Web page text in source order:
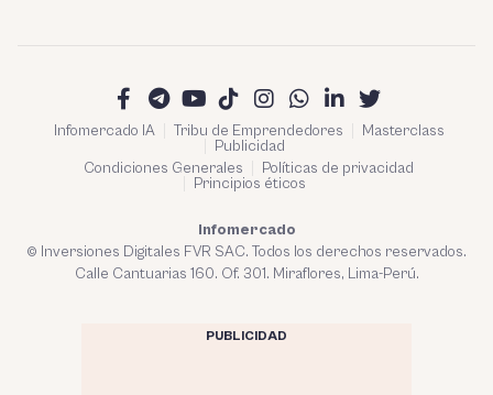
Infomercado IA Tribu de Emprendedores
Masterclass
Publicidad
Condiciones Generales
Políticas de privacidad
Principios éticos
Infomercado
© Inversiones Digitales FVR SAC. Todos los derechos reservados.
Calle Cantuarias 160. Of. 301. Miraflores, Lima-Perú.
PUBLICIDAD